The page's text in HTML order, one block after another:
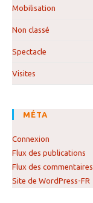
Mobilisation
Non classé
Spectacle
Visites
MÉTA
Connexion
Flux des publications
Flux des commentaires
Site de WordPress-FR